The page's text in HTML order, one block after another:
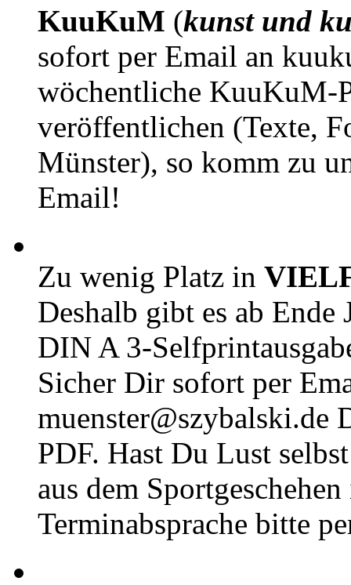
KuuKuM (kunst und
sofort per Email an
wöchentliche KuuKuM-
veröffentlichen (Texte,
Münster), so komm zu
Email!
Zu wenig Platz in
Deshalb gibt es ab Ende
DIN A 3-
Sicher Dir sofort per
muenster@szybalski.de
PDF. Hast Du Lust
aus dem
Terminabsprache bitte